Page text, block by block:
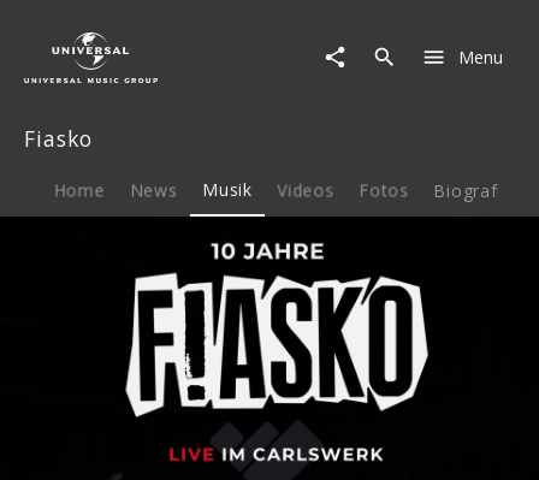
(Album)
Menu
Fiasko
Home News Musik Videos Fotos Biografie